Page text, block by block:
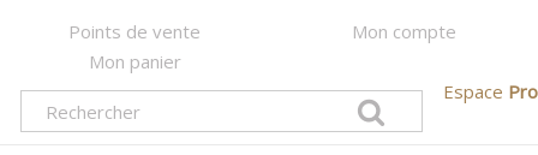
Points de vente
Mon compte
Mon panier
Espace Pro